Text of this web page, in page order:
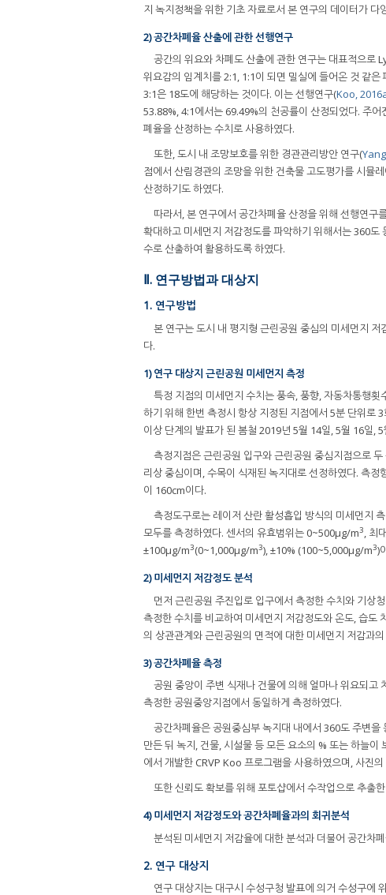
지 녹지정책을 위한 기초 자료로서 본 연구의 데이터가
2) 공간차폐율 산출에 관한 선행연구
공간의 위요와 차폐도 산출에 관한 연구는 대표적으로
위요감의 임계치를 2:1, 1:1이 되면 밀실에 들어온 것 같은
3:1은 18도에 해당하는 것이다. 이는 선행연구(Koo,
53.88%, 4:1에서는 69.49%의 천공률이 산정되었다. 주
폐율을 산정하는 수치로 사용하였다.
또한, 도시 내 조망보호를 위한 경관관리방안 연구(
점에서 산림경관의 조망을 위한 건축물 고도평가를 시뮬
산정하기도 하였다.
따라서, 본 연구에서 공간차폐율 산정을 위해 선행연구
확대하고 미세먼지 저감정도를 파악하기 위해서는 360
수로 산출하여 활용하도록 하였다.
Ⅱ. 연구방법과 대상지
1. 연구방법
본 연구는 도시 내 평지형 근린공원 중심의 미세먼지
다.
1) 연구 대상지 근린공원 미세먼지 측정
특정 지점의 미세먼지 수치는 풍속, 풍향, 자동차통행
하기 위해 한번 측정시 항상 지정된 지점에서 5분 단위로
이상 단계의 발표가 된 봄철 2019년 5월 14일, 5월 16일,
측정지점은 근린공원 입구와 근린공원 중심지점으로
리상 중심이며, 수목이 식재된 녹지대로 선정하였다. 측
이 160cm이다.
측정도구로는 레이저 산란 활성흡입 방식의 미세먼지
모두를 측정하였다. 센서의 유효범위는 0~500μg/m3, 최
±100μg/m3(0~1,000μg/m3), ±10% (100~5,000μg/m3)
2) 미세먼지 저감정도 분석
먼저 근린공원 주진입로 입구에서 측정한 수치와 기상
측정한 수치를 비교하여 미세먼지 저감정도와 온도, 습도
의 상관관계와 근린공원의 면적에 대한 미세먼지 저감과
3) 공간차폐율 측정
공원 중앙이 주변 식재나 건물에 의해 얼마나 위요되
측정한 공원중앙지점에서 동일하게 측정하였다.
공간차폐율은 공원중심부 녹지대 내에서 360도 주변
만든 뒤 녹지, 건물, 시설물 등 모든 요소의 % 또는 하늘
에서 개발한 CRVP Koo 프로그램을 사용하였으며, 사진
또한 신뢰도 확보를 위해 포토샵에서 수작업으로 추출
4) 미세먼지 저감정도와 공간차폐율과의 회귀분석
분석된 미세먼지 저감율에 대한 분석과 더불어 공간차
2. 연구 대상지
연구 대상지는 대구시 수성구청 발표에 의거 수성구에